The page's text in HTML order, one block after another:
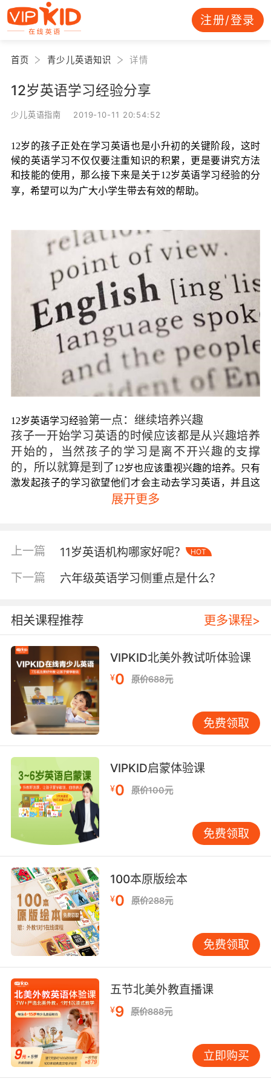
注册/登录
首页 青少儿英语知识 详情
12岁英语学习经验分享
少儿英语指南 2019-10-11 20:54:52
12岁的孩子正处在学习英语也是小升初的关键阶段，这时
候的英语学习不仅仅要注重知识的积累，更是要讲究方法
和技能的使用，那么接下来是关于12岁英语学习经验的分
享，希望可以为广大小学生带去有效的帮助。
12岁英语学习经验第一点：继续培养兴趣
孩子一开始学习英语的时候应该都是从兴趣培养
开始的，当然孩子的学习是离不开兴趣的支撑
的，所以就算是到了12岁也应该重视兴趣的培养。只有
激发起孩子的学习欲望他们才会主动去学习英语，并且这
样的学习也是事半功倍的。12岁的孩子可以看一些经典的
12岁英语学习经验第二点：坚持阅读
助孩子积累更多的词汇量，更是可以拓展孩子的
知识面，让他们了解到世界的不同面。并且坚持
阅读是一个非常好的习惯，到了12岁也要将英语阅读
坚持下去，对于学习和成长的帮助都是很大的。
12岁英语学习经验第三点：选择合适的教材
一般来说适合12岁孩子学习的英语教材应该是比较权
威、比较系统、比较科学的，这三者之间的关系是相辅相
成、息息相关的。教材的权威性、系统性以及科学性，可
以说是直接影响了孩子的学习兴趣和效果。那么尤其是12
岁的孩子更应该选择合适的教材，才可以为他们的英语学
习送去更加有效的帮助。
12岁英语学习经验 第四点：多做多练
无论是口语还是语法都要多做多练习，口语肯定
是要多练习才可以的，那么对于语法知识除了要
理解掌握之外，也要在不一样的场景中使用，这
样才可以掌握的更加灵活。
展开更多
上一篇 11岁英语机构哪家好呢？ HOT
下一篇 六年级英语学习侧重点是什么？
相关课程推荐 更多课程>
VIPKID北美外教试听体验课
¥0 原价688元
免费领取
VIPKID启蒙体验课
¥0 原价100元
免费领取
100本原版绘本
¥0 原价288元
免费领取
五节北美外教直播课
¥9 原价888元
立即购买